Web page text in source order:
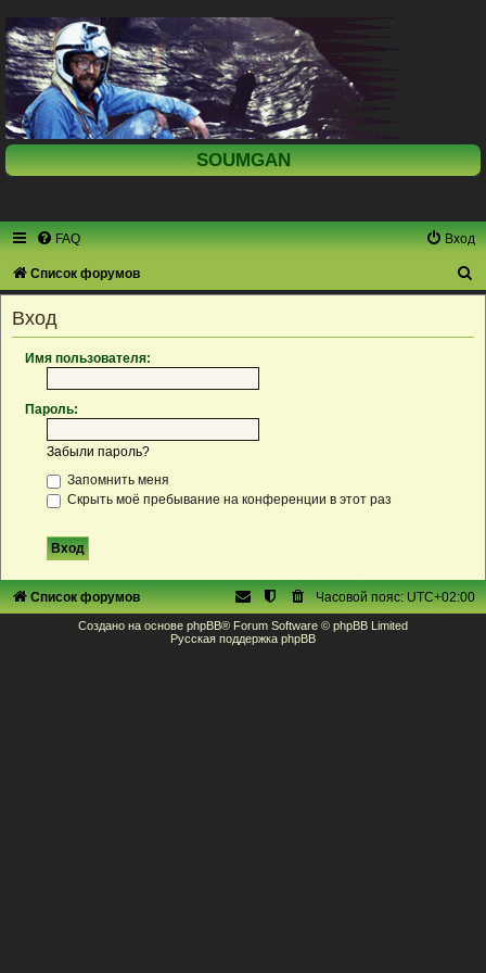
SOUMGAN
FAQ Вход
Список форумов
Вход
Имя пользователя:
Пароль:
Забыли пароль?
Запомнить меня
Скрыть моё пребывание на конференции в этот раз
Список форумов Часовой пояс:UTC+02:00
Создано на основе phpBB® Forum Software © phpBB Limited
Русская поддержка phpBB